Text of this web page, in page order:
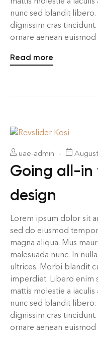
nunc sed blandit
dignissim cras
ornare aenean
Read more
uae-admin
Going all-in
design
Lorem ipsum dolor sit
sed do eiusmod
magna aliqua. Mus
malesuada nunc. In
ultrices. Morbi blandit
imperdiet. Libero enim
mattis molestie a
nunc sed blandit
dignissim cras
ornare aenean